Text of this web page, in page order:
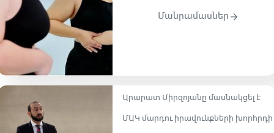
Մանրամասներ
Արարատ Միրզոյանը մասնակցել է
ՄԱԿ մարդու իրավունքների խորհրդի